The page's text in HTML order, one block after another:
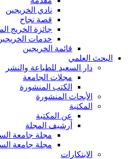
نادي الخريجين
قصة نجاح
جائزة الخريج
خدمات
قائمة الخريجين
البحث العلمي
دار السعيد للطباعة والنشر
مجلات الجامعة
الكتب المنشورة
الأبحاث المنشورة
المكتبة
عن المكتبة
أرشيف المجلة
مجلة جامعة
مجلة جامعة
الابتكارات